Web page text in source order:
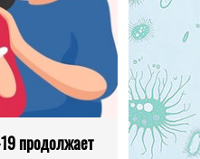
продолжает